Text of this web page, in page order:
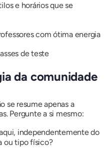
e horários que se
com ótima energia
de teste
da comunidade
se resume apenas a
Pergunte a si mesmo:
independentemente do
ou tipo físico?